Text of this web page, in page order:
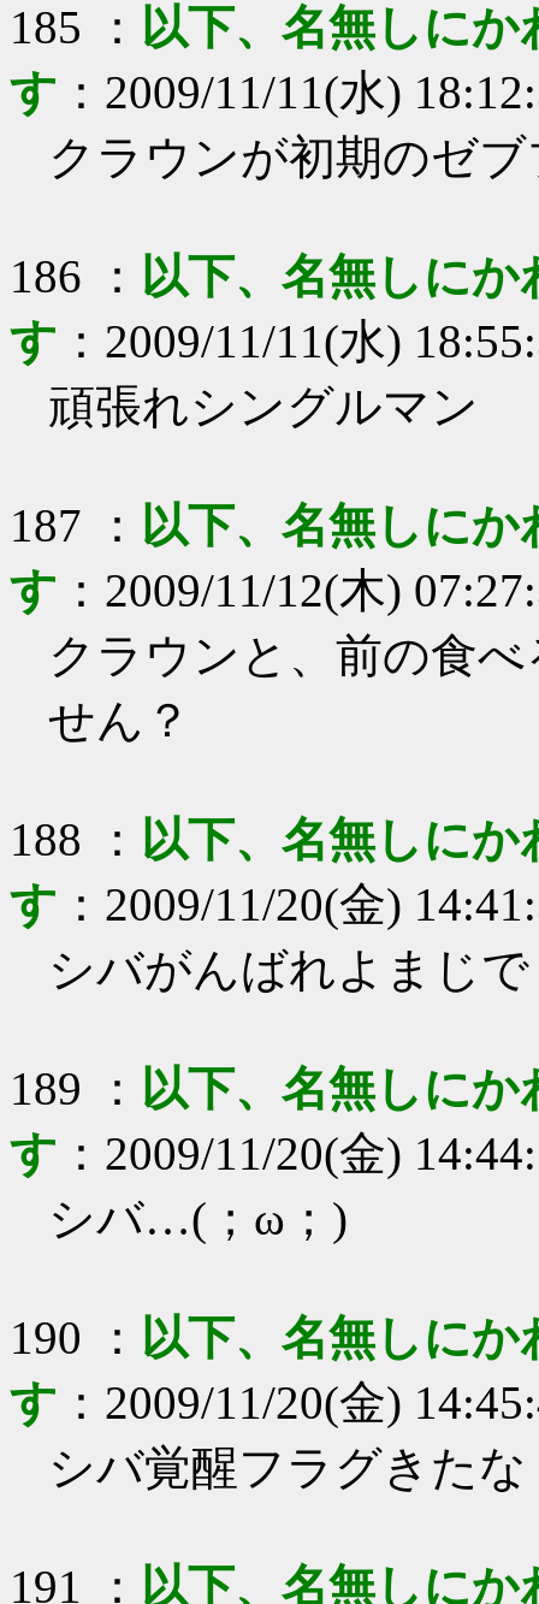
185 ： 以下、名無しに
す ： 2009/11/11(水)
クラウンが初期のゼ
186 ： 以下、名無しに
す ： 2009/11/11(水)
頑張れシングルマン
187 ： 以下、名無しに
す ： 2009/11/12(木)
クラウンと、前の食
せん？
188 ： 以下、名無しに
す ： 2009/11/20(金)
シバがんばれよまじで
189 ： 以下、名無しに
す ： 2009/11/20(金)
シバ…(；ω；)
190 ： 以下、名無しに
す ： 2009/11/20(金)
シバ覚醒フラグきたな
191 ： 以下、名無しに